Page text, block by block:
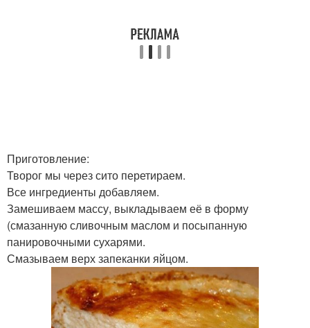
Приготовление:
Творог мы через сито перетираем.
Все ингредиенты добавляем.
Замешиваем массу, выкладываем её в форму
(смазанную сливочным маслом и посыпанную
панировочными сухарями.
Смазываем верх запеканки яйцом.